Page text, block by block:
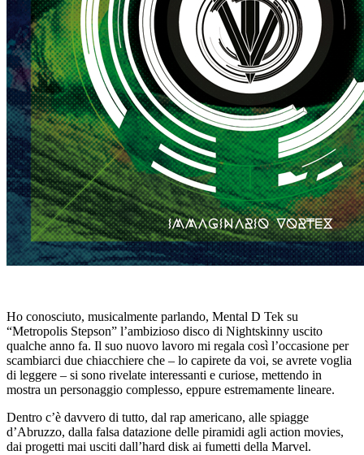
Ho conosciuto, musicalmente parlando, Mental D Tek su
“Metropolis Stepson” l’ambizioso disco di Nightskinny uscito
qualche anno fa. Il suo nuovo lavoro mi regala così l’occasione per
scambiarci due chiacchiere che – lo capirete da voi, se avrete voglia
di leggere – si sono rivelate interessanti e curiose, mettendo in
mostra un personaggio complesso, eppure estremamente lineare.
Dentro c’è davvero di tutto, dal rap americano, alle spiagge
d’Abruzzo, dalla falsa datazione delle piramidi agli action movies,
dai progetti mai usciti dall’hard disk ai fumetti della Marvel.